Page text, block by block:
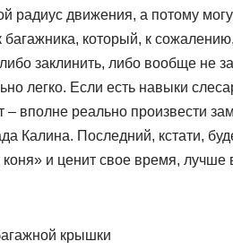
радиус движения, а потому
багажника, который, к
заклинить, либо вообще не
легко. Если есть навыки
– вполне реально произвести
Калина. Последний, кстати,
коня» и ценит свое время,
крышки